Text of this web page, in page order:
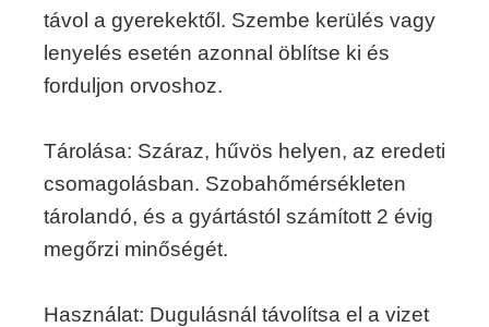
távol a gyerekektől. Szembe kerülés vagy
lenyelés esetén azonnal öblítse ki és
forduljon orvoshoz.
Tárolása: Száraz, hűvös helyen, az eredeti
csomagolásban. Szobahőmérsékleten
tárolandó, és a gyártástól számított 2 évig
megőrzi minőségét.
Használat: Dugulásnál távolítsa el a vizet